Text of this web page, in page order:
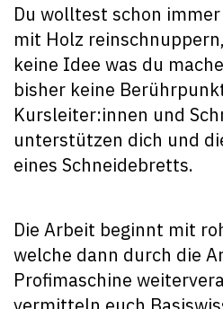
Du wolltest schon
mit Holz
keine Idee was du
bisher keine
Kursleiter:innen und
unterstützen dich und
eines Schneidebretts.
Die Arbeit beginnt mit
welche dann durch die
Profimaschine